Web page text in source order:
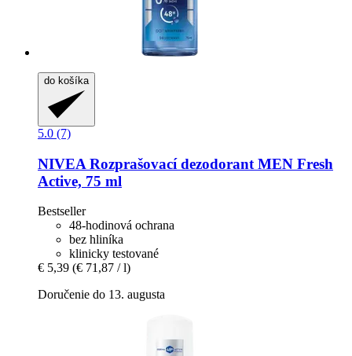
do košíka
5.0 (7)
NIVEA Rozprašovací dezodorant MEN Fresh
Active, 75 ml
Bestseller
48-hodinová ochrana
bez hliníka
klinicky testované
€ 5,39 (€ 71,87 / l)
Doručenie do 13. augusta